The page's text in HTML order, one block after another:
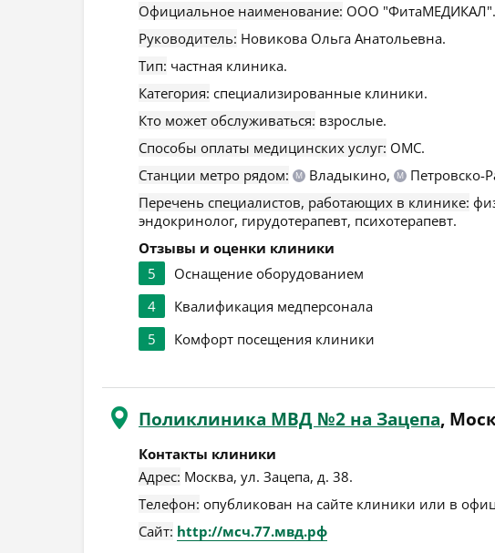
Официальное наименование: ООО "ФитаМЕДИКАЛ".
Руководитель: Новикова Ольга Анатольевна.
Тип: частная клиника.
Категория: специализированные клиники.
Кто может обслуживаться: взрослые.
Способы оплаты медицинских услуг: ОМС.
Станции метро рядом:
М Владыкино, М Петровско-
Перечень специалистов, работающих в клинике:
эндокринолог, гирудотерапевт, психотерапевт.
Отзывы и оценки клиники
5
Оснащение оборудованием
4
Квалификация медперсонала
5
Комфорт посещения клиники
Поликлиника МВД №2 на Зацепа,
Контакты клиники
Адрес: Москва, ул. Зацепа, д. 38.
Телефон: опубликован на сайте клиники или в
Сайт: http://мсч.77.мвд.рф